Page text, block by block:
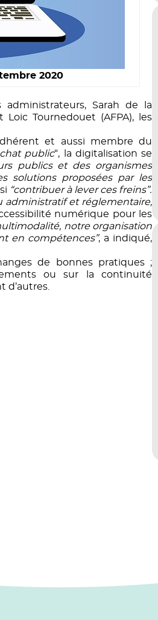
2020
Sarah de la
Loic Tournedouet (AFPA), les
et aussi membre du
public“, la digitalisation se
publics et des organismes
solutions proposées par les
“contribuer à lever ces freins”.
administratif et réglementaire,
numérique pour les
notre organisation
en compétences”, a indiqué,
de bonnes pratiques ;
ou sur la continuité
d’autres.